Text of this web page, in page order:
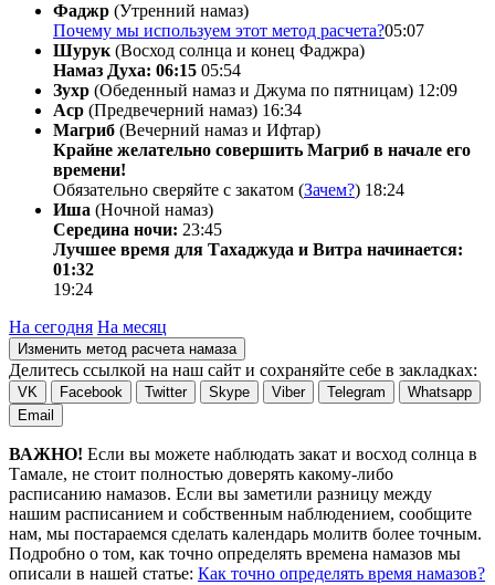
Фаджр (Утренний намаз)
Почему мы используем этот метод расчета?05:07
Шурук (Восход солнца и конец Фаджра)
Намаз Духа: 06:15 05:54
Зухр (Обеденный намаз и Джума по пятницам) 12:09
Аср (Предвечерний намаз) 16:34
Магриб (Вечерний намаз и Ифтар)
Крайне желательно совершить Магриб в начале его
времени!
Обязательно сверяйте с закатом (Зачем?) 18:24
Иша (Ночной намаз)
Середина ночи: 23:45
Лучшее время для Тахаджуда и Витра начинается:
01:32
19:24
На сегодня На месяц
Изменить метод расчета намаза
Делитесь ссылкой на наш сайт и сохраняйте себе в закладках:
VK Facebook Twitter Skype Viber Telegram
Whatsapp
Email
ВАЖНО! Если вы можете наблюдать закат и восход солнца в
Тамале, не стоит полностью доверять какому-либо
расписанию намазов. Если вы заметили разницу между
нашим расписанием и собственным наблюдением, сообщите
нам, мы постараемся сделать календарь молитв более точным.
Подробно о том, как точно определять времена намазов мы
описали в нашей статье: Как точно определять время намазов?